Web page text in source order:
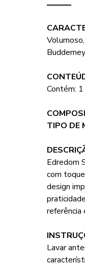
Contém:
TIPO DE
Edredom
com
design
referência
Lavar